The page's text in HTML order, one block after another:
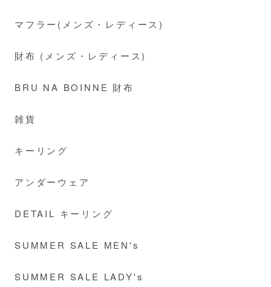
マフラー(メンズ・レディース)
財布 (メンズ・レディース)
BRU NA BOINNE 財布
雑貨
キーリング
アンダーウェア
DETAIL キーリング
SUMMER SALE MEN's
SUMMER SALE LADY's